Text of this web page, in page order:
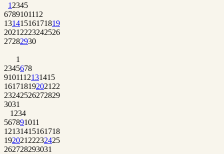
1 2345
6789101112
13141516171819
2021 2223242526
27282930
1
2345678
9101112131415
161718192021 22
23242526272829
3031
1 234
567891011
12131415161718
192021 22232425
262728293031